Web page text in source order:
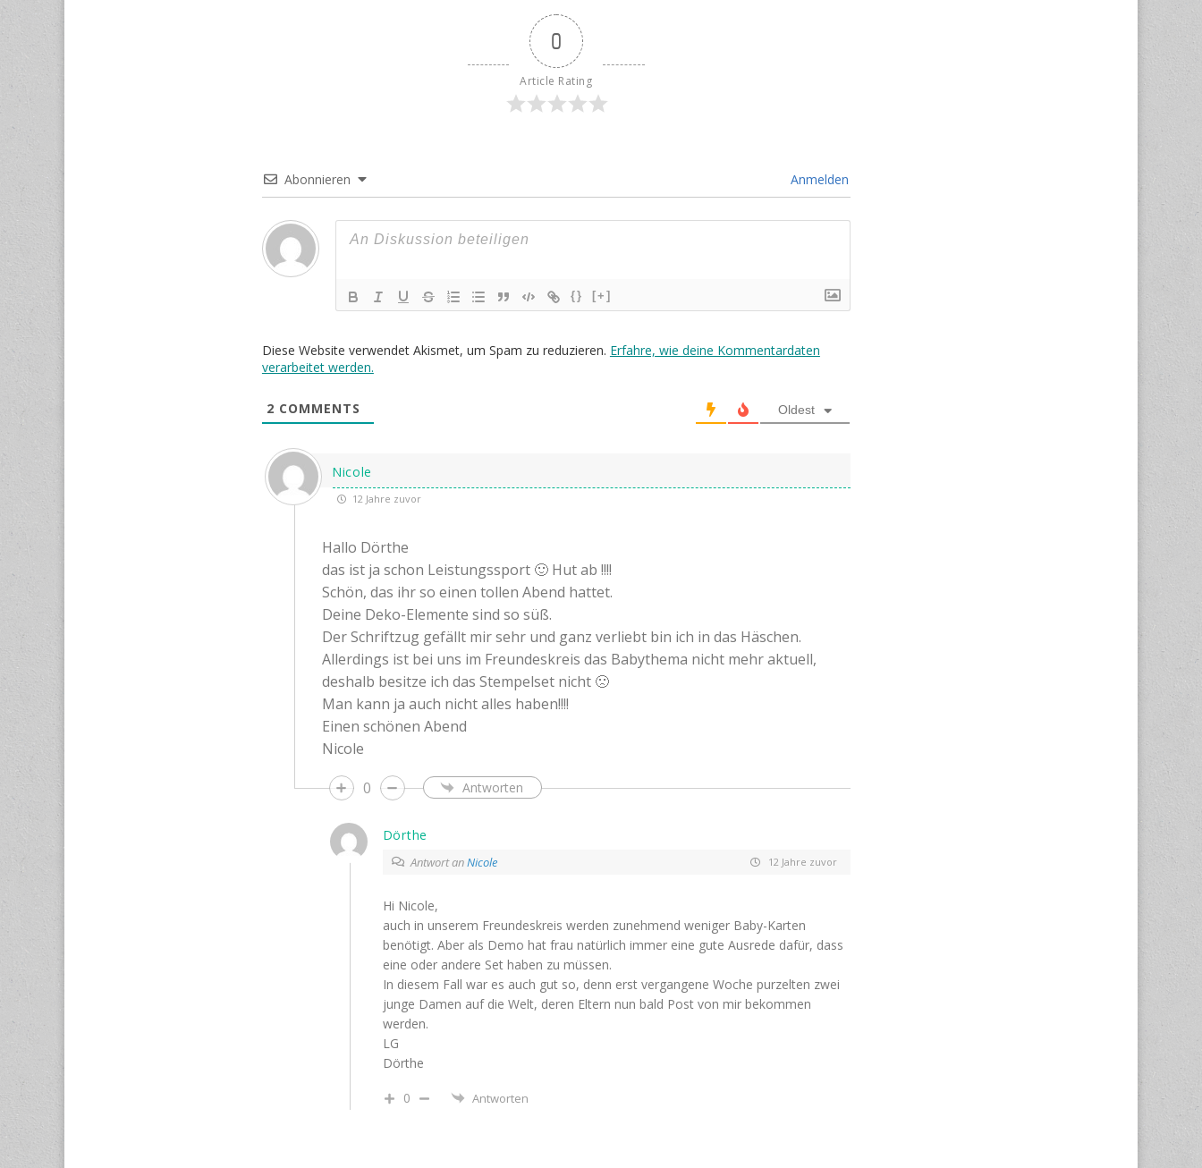
0
Article Rating
Abonnieren Anmelden
{} [+]
Diese Website verwendet Akismet, um Spam zu reduzieren. Erfahre, wie deine Kommentardaten
verarbeitet werden.
2 COMMENTS Oldest
Nicole
12 Jahre zuvor
Hallo Dörthe
das ist ja schon Leistungssport 🙂 Hut ab !!!!
Schön, das ihr so einen tollen Abend hattet.
Deine Deko-Elemente sind so süß.
Der Schriftzug gefällt mir sehr und ganz verliebt bin ich in das Häschen.
Allerdings ist bei uns im Freundeskreis das Babythema nicht mehr aktuell,
deshalb besitze ich das Stempelset nicht 🙁
Man kann ja auch nicht alles haben!!!!
Einen schönen Abend
Nicole
0
Antworten
Dörthe
Antwort anNicole 12 Jahre zuvor
Hi Nicole,
auch in unserem Freundeskreis werden zunehmend weniger Baby-Karten
benötigt. Aber als Demo hat frau natürlich immer eine gute Ausrede dafür, dass
eine oder andere Set haben zu müssen.
In diesem Fall war es auch gut so, denn erst vergangene Woche purzelten zwei
junge Damen auf die Welt, deren Eltern nun bald Post von mir bekommen
werden.
LG
Dörthe
0 Antworten